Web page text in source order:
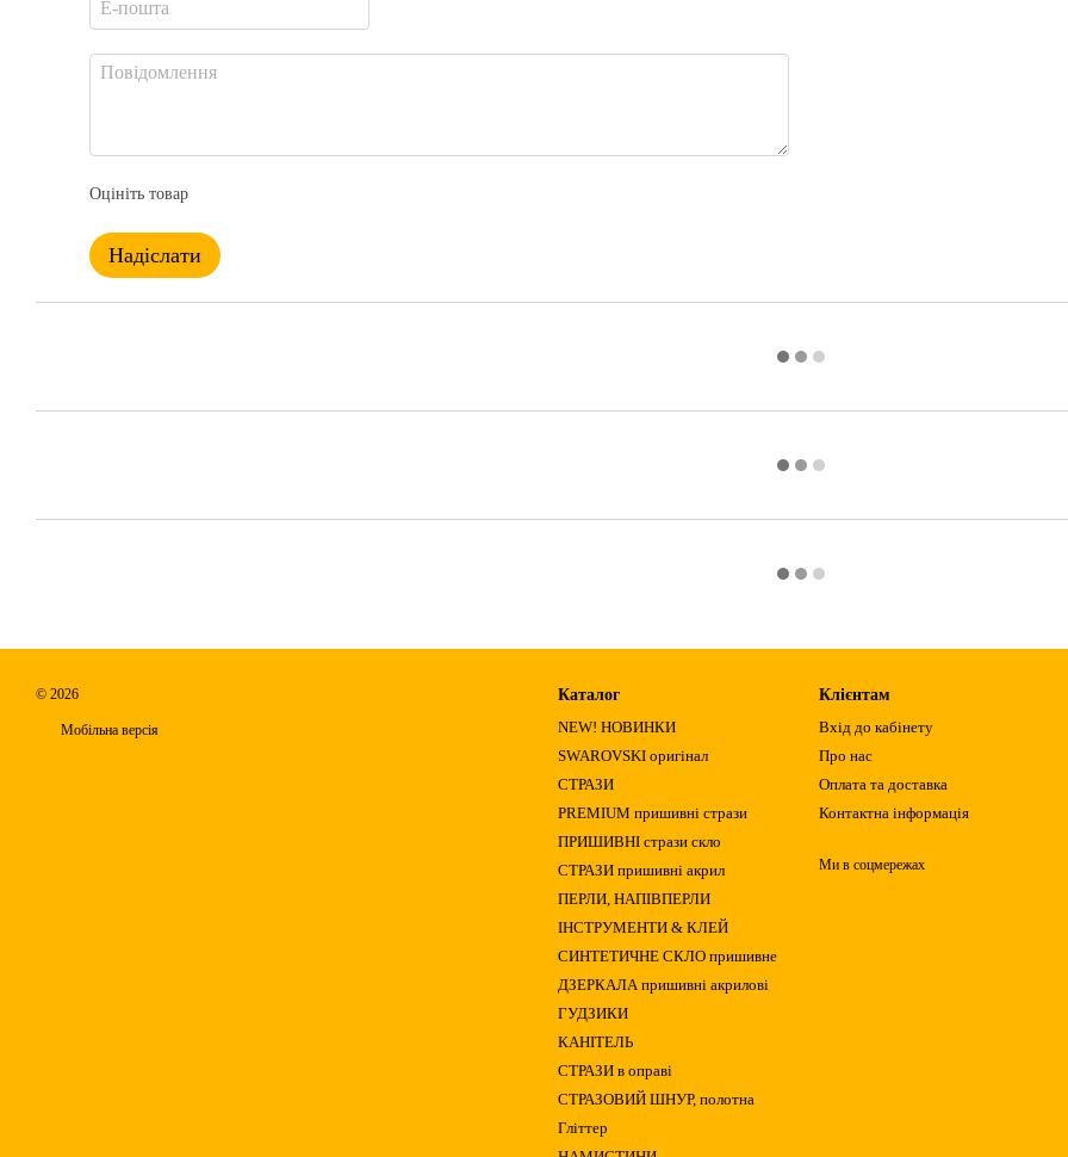
Оцініть товар
Надіслати
© 2026
Мобільна версія
Каталог
NEW! НОВИНКИ
SWAROVSKI оригінал
СТРАЗИ
PREMIUM пришивні стрази
ПРИШИВНІ стрази скло
СТРАЗИ пришивні акрил
ПЕРЛИ, НАПІВПЕРЛИ
ІНСТРУМЕНТИ & КЛЕЙ
СИНТЕТИЧНЕ СКЛО пришивне
ДЗЕРКАЛА пришивні акрилові
ГУДЗИКИ
КАНІТЕЛЬ
СТРАЗИ в оправі
СТРАЗОВИЙ ШНУР, полотна
Гліттер
Клієнтам
Вхід до кабінету
Про нас
Оплата та доставка
Контактна інформація
Ми в соцмережах